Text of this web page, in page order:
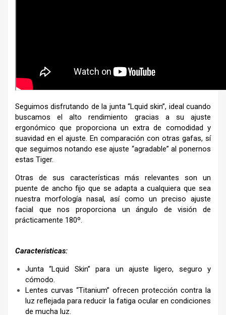
Seguimos disfrutando de la junta “Lquid skin”, ideal cuando
buscamos el alto rendimiento gracias a su ajuste
ergonómico que proporciona un extra de comodidad y
suavidad en el ajuste. En comparación con otras gafas, sí
que seguimos notando ese ajuste “agradable” al ponernos
estas Tiger.
Otras de sus características más relevantes son un
puente de ancho fijo que se adapta a cualquiera que sea
nuestra morfología nasal, así como un preciso ajuste
facial que nos proporciona un ángulo de visión de
prácticamente 180º.
Características:
Junta “Lquid Skin” para un ajuste ligero, seguro y
cómodo.
Lentes curvas “Titanium” ofrecen protección contra la
luz reflejada para reducir la fatiga ocular en condiciones
de mucha luz.